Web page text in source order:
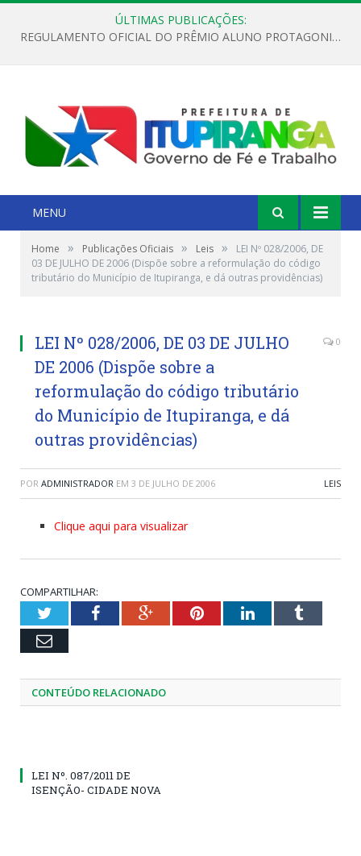
ÚLTIMAS PUBLICAÇÕES:
REGULAMENTO OFICIAL DO PRÊMIO ALUNO PROTAGONISTA – EDIÇÃO 2026
MENU
Home » Publicações Oficiais » Leis »
LEI Nº 028/2006, DE
03 DE JULHO DE 2006 (Dispõe sobre a reformulação do código
tributário do Município de Itupiranga, e dá outras providências)
LEI Nº 028/2006, DE 03 DE JULHO
DE 2006 (Dispõe sobre a
reformulação do código tributário
do Município de Itupiranga, e dá
outras providências)
0
POR ADMINISTRADOR EM 3 DE JULHO DE 2006 LEIS
Clique aqui para visualizar
COMPARTILHAR:
TwitterFacebookGoogle+PinterestLinkedInTumblr
Email
CONTEÚDO RELACIONADO
LEI Nº. 087/2011 DE
ISENÇÃO- CIDADE NOVA